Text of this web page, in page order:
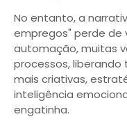
No entanto, a
empregos" perde de
automação, muitas
processos,
mais criativas,
inteligência
engatinha.